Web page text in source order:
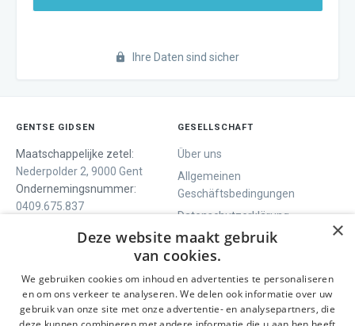
Ihre Daten sind sicher
GENTSE GIDSEN
Maatschappelijke zetel:
Nederpolder 2, 9000 Gent
Ondernemingsnummer:
0409.675.837
GESELLSCHAFT
Über uns
Allgemeinen
Geschäftsbedingungen
Datenschutzerklärung
Contact
WIR BIETEN
Geführte Tour
SOCIALS
Facebook
×
Deze website maakt gebruik
van cookies.
We gebruiken cookies om inhoud en advertenties te personaliseren
en om ons verkeer te analyseren. We delen ook informatie over uw
gebruik van onze site met onze advertentie- en analysepartners, die